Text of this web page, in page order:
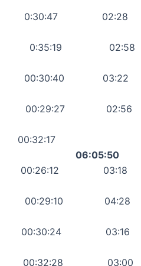
51 0:30:47
0:35:19
48 00:30:40
29 00:29:27
51 00:32:17
06:05:50
MV2 56
32 00:29:10
FV3 2 00:30:24
84 00:32:28